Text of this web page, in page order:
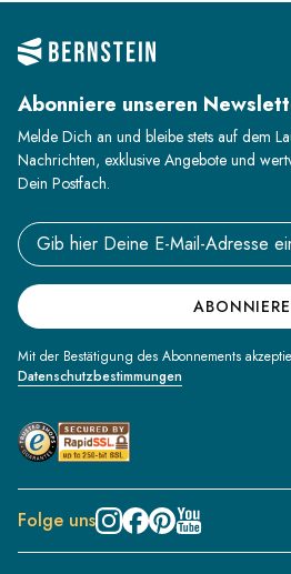
Abonniere unseren
Melde Dich an und bleibe stets auf dem
Nachrichten, exklusive Angebote und
Dein Postfach.
Email address
Mit der Bestätigung des Abonnements
Datenschutzbestimmungen
Folge uns